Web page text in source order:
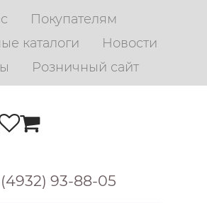
Покупателям
каталоги
Новости
Розничный сайт
93-88-05